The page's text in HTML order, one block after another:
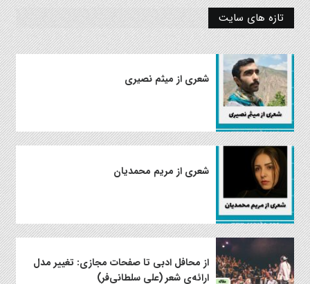
تازه های سایت
شعری از میثم نصیری
شعری از مریم محمدیان
از محافل ادبی تا صفحات مجازی: تغییر مدل
ارائه‌ی شعر (علی سلطانی‌فر)